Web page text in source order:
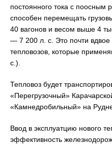
постоянного тока с поосным
способен перемещать
40 вагонов и весом выше 4
— 7 200 л. с. Это почти
тепловозов, которые
с.).
Тепловоз будет
«Перегрузочный»
«Камнедробильный» на
Ввод в эксплуатцию нового
эффективность